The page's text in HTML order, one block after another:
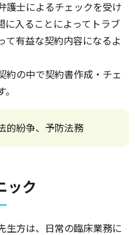
護士によるチェックを受け
に入ることによってトラブ
て有益な契約内容になるよ
約の中で契約書作成・チェ
的紛争、予防法務
ック
生方は、日常の臨床業務に